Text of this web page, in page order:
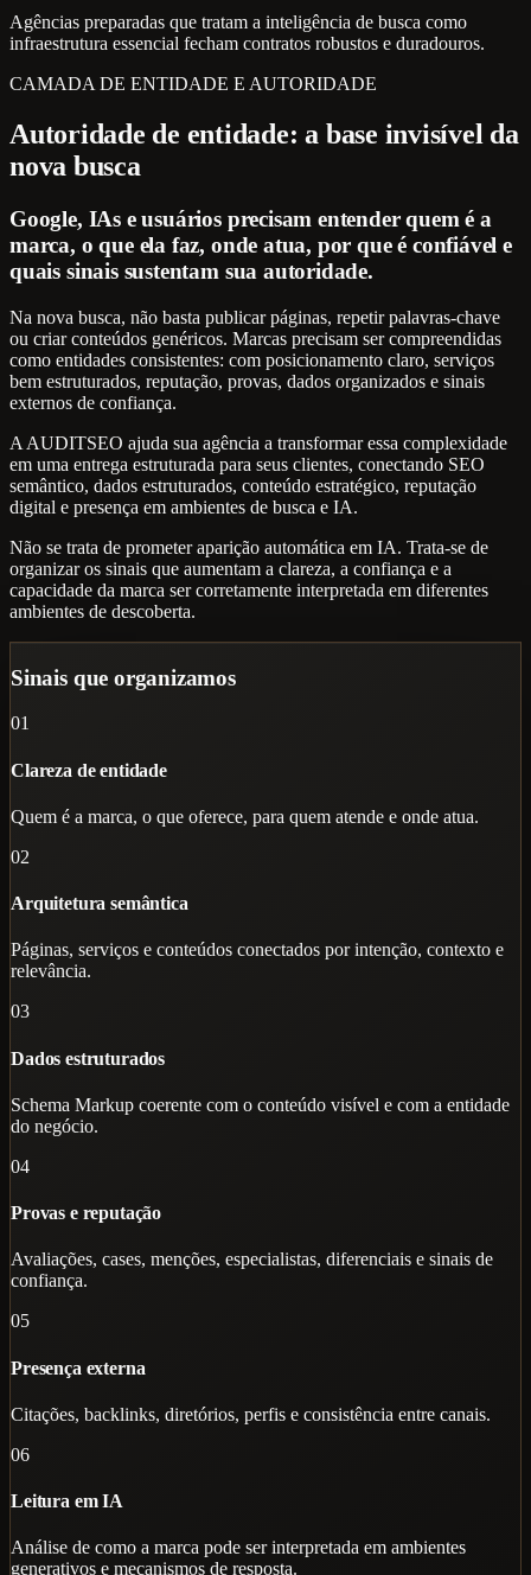
Agências preparadas que tratam a inteligência de busca como
infraestrutura essencial fecham contratos robustos e duradouros.
CAMADA DE ENTIDADE E AUTORIDADE
Autoridade de entidade: a base invisível da
nova busca
Google, IAs e usuários precisam entender quem é a
marca, o que ela faz, onde atua, por que é confiável e
quais sinais sustentam sua autoridade.
Na nova busca, não basta publicar páginas, repetir palavras-chave
ou criar conteúdos genéricos. Marcas precisam ser compreendidas
como entidades consistentes: com posicionamento claro, serviços
bem estruturados, reputação, provas, dados organizados e sinais
externos de confiança.
A AUDITSEO ajuda sua agência a transformar essa complexidade
em uma entrega estruturada para seus clientes, conectando SEO
semântico, dados estruturados, conteúdo estratégico, reputação
digital e presença em ambientes de busca e IA.
Não se trata de prometer aparição automática em IA. Trata-se de
organizar os sinais que aumentam a clareza, a confiança e a
capacidade da marca ser corretamente interpretada em diferentes
ambientes de descoberta.
Sinais que organizamos
01
Clareza de entidade
Quem é a marca, o que oferece, para quem atende e onde atua.
02
Arquitetura semântica
Páginas, serviços e conteúdos conectados por intenção, contexto e
relevância.
03
Dados estruturados
Schema Markup coerente com o conteúdo visível e com a entidade
do negócio.
04
Provas e reputação
Avaliações, cases, menções, especialistas, diferenciais e sinais de
confiança.
05
Presença externa
Citações, backlinks, diretórios, perfis e consistência entre canais.
06
Leitura em IA
Análise de como a marca pode ser interpretada em ambientes
generativos e mecanismos de resposta.